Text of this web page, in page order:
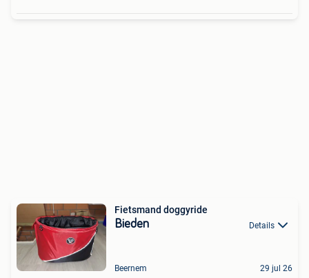
Fietsmand doggyride
Bieden Details
Beernem 29 jul 26